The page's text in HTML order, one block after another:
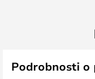
Podrobnosti o